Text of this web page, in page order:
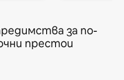
за по-
престои